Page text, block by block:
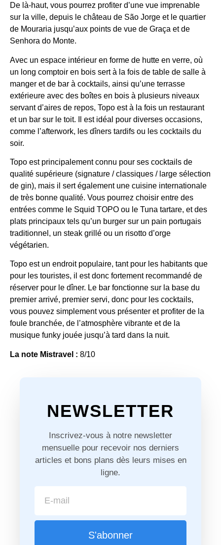
De là-haut, vous pourrez profiter d’une vue imprenable
sur la ville, depuis le château de São Jorge et le quartier
de Mouraria jusqu’aux points de vue de Graça et de
Senhora do Monte.
Avec un espace intérieur en forme de hutte en verre, où
un long comptoir en bois sert à la fois de table de salle à
manger et de bar à cocktails, ainsi qu’une terrasse
extérieure avec des boîtes en bois à plusieurs niveaux
servant d’aires de repos, Topo est à la fois un restaurant
et un bar sur le toit. Il est idéal pour diverses occasions,
comme l’afterwork, les dîners tardifs ou les cocktails du
soir.
Topo est principalement connu pour ses cocktails de
qualité supérieure (signature / classiques / large sélection
de gin), mais il sert également une cuisine internationale
de très bonne qualité. Vous pourrez choisir entre des
entrées comme le Squid TOPO ou le Tuna tartare, et des
plats principaux tels qu’un burger sur un pain portugais
traditionnel, un steak grillé ou un risotto d’orge
végétarien.
Topo est un endroit populaire, tant pour les habitants que
pour les touristes, il est donc fortement recommandé de
réserver pour le dîner. Le bar fonctionne sur la base du
premier arrivé, premier servi, donc pour les cocktails,
vous pouvez simplement vous présenter et profiter de la
foule branchée, de l’atmosphère vibrante et de la
musique funky jouée jusqu’à tard dans la nuit.
La note Mistravel : 8/10
NEWSLETTER
Inscrivez-vous à notre newsletter
mensuelle pour recevoir nos derniers
articles et bons plans dès leurs mises en
ligne.
S'abonner